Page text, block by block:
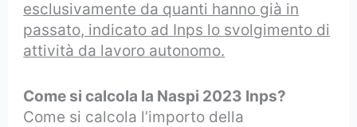
esclusivamente da quanti hanno già in
passato, indicato ad Inps lo svolgimento di
attività da lavoro autonomo.
Come si calcola la Naspi 2023 Inps?
Come si calcola l’importo della